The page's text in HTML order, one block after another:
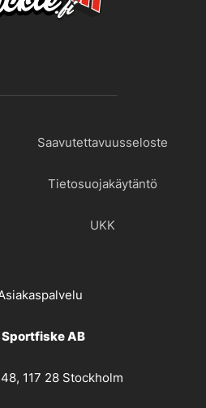
Saavutettavuusseloste
Tietosuojakäytäntö
UKK
Sportfiske AB
117 28 Stockholm